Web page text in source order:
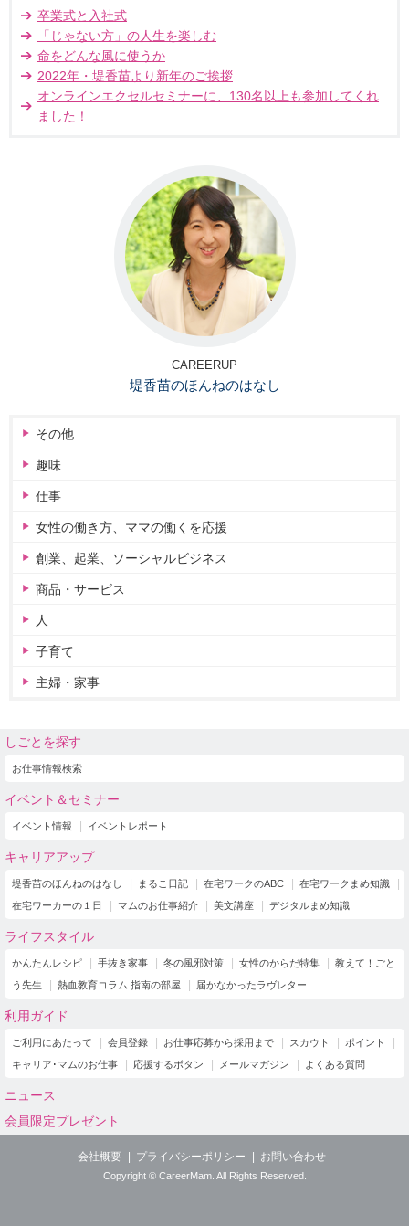
卒業式と入社式
「じゃない方」の人生を楽しむ
命をどんな風に使うか
2022年・堤香苗より新年のご挨拶
オンラインエクセルセミナーに、130名以上も参加してくれ
ました！
CAREERUP
堤香苗のほんねのはなし
その他
趣味
仕事
女性の働き方、ママの働くを応援
創業、起業、ソーシャルビジネス
商品・サービス
人
子育て
主婦・家事
しごとを探す
お仕事情報検索
イベント＆セミナー
イベント情報 イベントレポート
キャリアアップ
堤香苗のほんねのはなし まるこ日記 在宅ワークのABC
在宅ワークまめ知識
在宅ワーカーの１日
マムのお仕事紹介 美文講座 デジタルまめ知識
ライフスタイル
かんたんレシピ 手抜き家事 冬の風邪対策 女性のからだ特集
教えて！ごと
う先生
熱血教育コラム 指南の部屋 届かなかったラヴレター
利用ガイド
ご利用にあたって 会員登録 お仕事応募から採用まで スカウト
ポイント
キャリア･マムのお仕事
応援するボタン メールマガジン よくある質問
ニュース
会員限定プレゼント
会社概要 プライバシーポリシー お問い合わせ
Copyright © CareerMam. All Rights Reserved.